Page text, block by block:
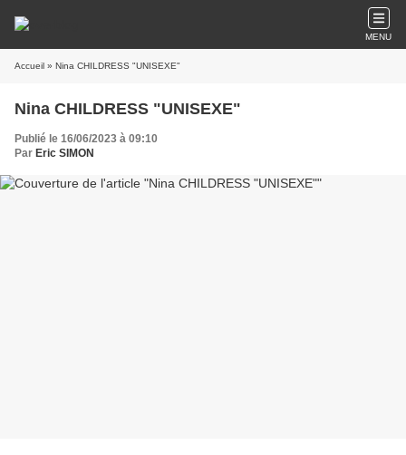
MENU
Accueil » Nina CHILDRESS "UNISEXE"
Nina CHILDRESS "UNISEXE"
Publié le 16/06/2023 à 09:10
Par Eric SIMON